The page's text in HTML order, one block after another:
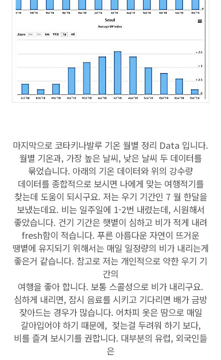
마지막으로 코타키나발루 기온 월별 정리 Data 입니다.
월별 기온과, 가장 높은 날씨, 낮은 날씨 두 데이터를
묶었습니다. 아래의 기온 데이터와 위의 강수량
데이터를 종합적으로 보시면 나에게 맞는 여행적기를
찾는데 도움이 되시구요. 저는 우기 기간인 7 월 한달을
보냈는데요. 비는 일주일에 1-2번 내렸는데, 시원해서
좋았습니다. 건기 기간은 햇볕이 심하고 비가 적게 내려
fresh함이 적습니다. 푸른 아름다운 자연이 뜨거운
땡볕에 유지되기 위해서는 매일 일정량의 비가 내리는게
좋은거 같습니다. 참고로 저는 개인적으로 약한 우기 기
간의
여행을 좋아 합니다. 보통 스콜성으로 비가 내리구요.
심하게 내리면, 잠시 음료를 시키고 기다리면 배가 금방
잦아드는 경우가 많습니다. 어차피 옷은 땀으로 매일
갈아입어야 하기 때문에, 젖는걸 두려워 하기 보다,
비를 즐겨 보시기를 권합니다. 대부분의 유럽, 외국인들
은